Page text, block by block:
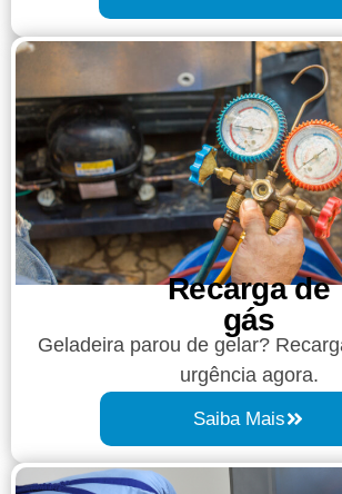
Recarga de
gás
Geladeira parou de gelar?
urgência agora.
Saiba Mais